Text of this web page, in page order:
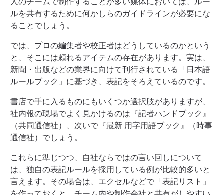
ルを共有するために何かしらのガイドラインが必要にな
ることでしょう。
では、プロの編集者や校正者はどうしているのかという
と、そこには頼れるアイテムの存在があります。実は、
新聞・出版などの業界に向けて刊行されている「日本語
ルールブック」に基づき、表記をそろえているのです。
書店で手に入るものにもいくつか選択肢がありますが、
社内報の現場でよく見かけるのは『記者ハンドブック』
（共同通信社）、次いで『最新 用字用語ブック』（時事
通信社）でしょう。
これらに準じつつ、自社ならではの言い回しについて
は、独自の表記ルールを採用している例が比較的多いと
言えます。その場合は、エクセルなどで「表記リスト」
を作っておくと、チーム内や制作会社と共有がしやすい